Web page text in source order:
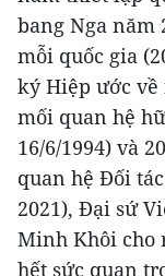
bang Nga năm
mỗi quốc gia
ký Hiệp ước về
mối quan hệ
16/6/1994) và
quan hệ Đối
2021), Đại sứ
Minh Khôi cho
hết sức quan